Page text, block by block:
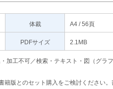
体裁 A4 / 56頁
PDFサイズ 2.1MB
加工不可／検索・テキスト・図（グラ
版とのセット購入をご検討ください